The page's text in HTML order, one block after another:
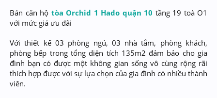
Bán căn hộ tòa Orchid 1 Hado quận 10 tầng 19 toà O1
với mức giá ưu đãi
Với thiết kế 03 phòng ngủ, 03 nhà tắm, phòng khách,
phòng bếp trong tổng diện tích 135m2 đảm bảo cho gia
đình bạn có được một không gian sống vô cùng rộng rãi
thích hợp được với sự lựa chọn của gia đình có nhiều thành
viên.